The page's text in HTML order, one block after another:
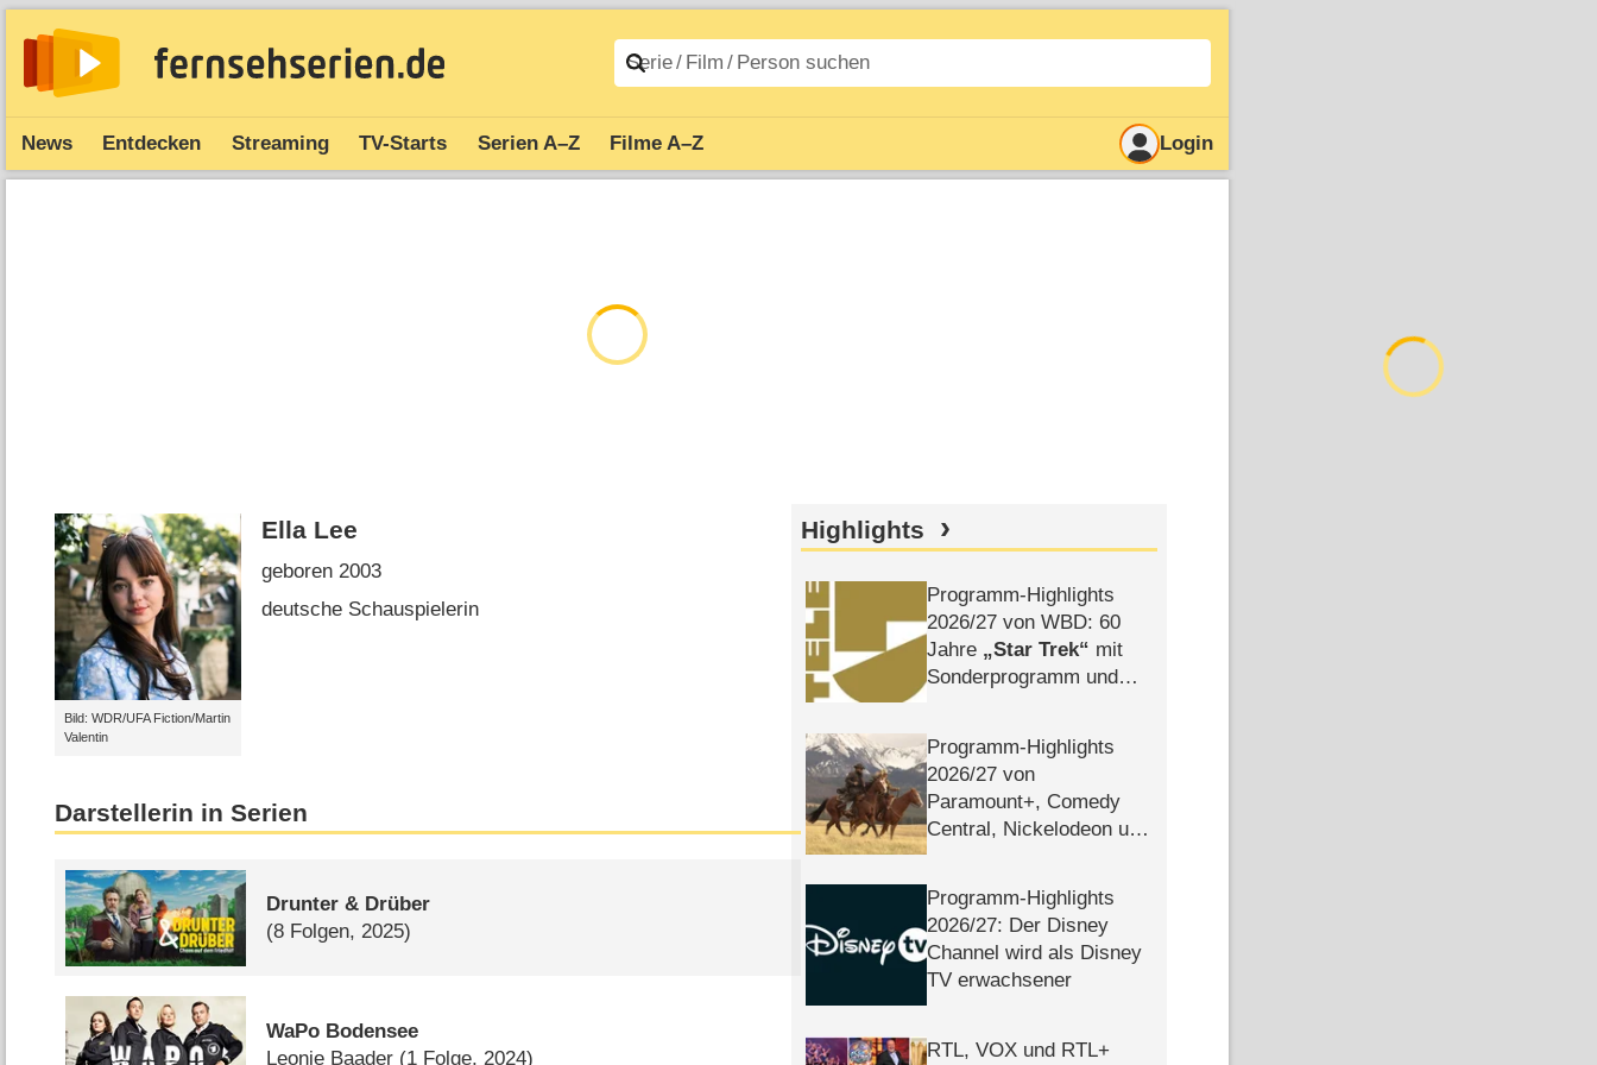
News Entdecken Streaming TV-Starts Serien A–Z Filme A–Z Login
Bild: WDR/UFA Fiction/Martin
Valentin
Ella Lee
geboren 2003
deutsche Schauspielerin
Darstellerin in Serien
Drunter & Drüber
(8 Folgen, 2025)
WaPo Bodensee
Leonie Baader (1 Folge, 2024)
Highlights
Programm-Highlights
2026/​27 von WBD: 60
Jahre
Star Trek
mit
Sonderprogramm und
Programm-Highlights
2026/​27 von
Paramount+, Comedy
Central, Nickelodeon und
Programm-Highlights
2026/​27: Der Disney
Channel wird als Disney
TV erwachsener
RTL, VOX und RTL+